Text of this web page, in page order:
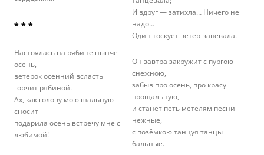
* * *
Настоялась на рябине нынче
осень,
ветерок осенний всласть
горчит рябиной.
Ах, как голову мою шальную
сносит –
подарила осень встречу мне с
любимой!
И вдруг — затихла… Ничего не
надо…
Один тоскует ветер-запевала.
Он завтра закружит с пургою
снежною,
забыв про осень, про красу
прощальную,
и станет петь метелям песни
нежные,
с позёмкою танцуя танцы
бальные.